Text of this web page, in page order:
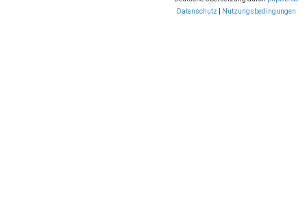
Datenschutz
Nutzungsbedingungen